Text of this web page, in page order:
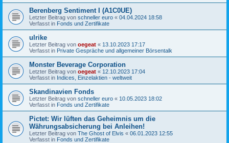
Berenberg Sentiment I (A1C0UE)
Letzter Beitrag von schneller euro « 04.04.2024 18:58
Verfasst in Fonds und Zertifikate
ulrike
Letzter Beitrag von oegeat « 13.10.2023 17:17
Verfasst in Private Gespräche und allgemeiner Börsentalk
Monster Beverage Corporation
Letzter Beitrag von oegeat « 12.10.2023 17:04
Verfasst in Indices, Einzelaktien - weltweit
Skandinavien Fonds
Letzter Beitrag von schneller euro « 10.05.2023 18:02
Verfasst in Fonds und Zertifikate
Pictet: Wir lüften das Geheimnis um die
Währungsabsicherung bei Anleihen!
Letzter Beitrag von The Ghost of Elvis « 06.01.2023 12:55
Verfasst in Fonds und Zertifikate